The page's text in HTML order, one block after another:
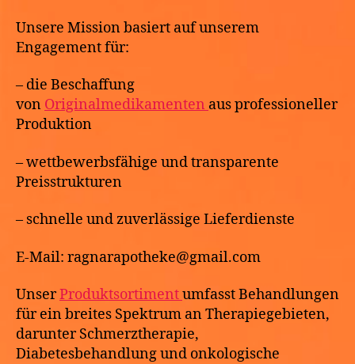
Unsere Mission basiert auf unserem
Engagement für:
– die Beschaffung
von Originalmedikamenten aus professioneller
Produktion
– wettbewerbsfähige und transparente
Preisstrukturen
– schnelle und zuverlässige Lieferdienste
E-Mail: ragnarapotheke@gmail.com
UnserProduktsortimentumfasst Behandlungen
für ein breites Spektrum an Therapiegebieten,
darunter Schmerztherapie,
Diabetesbehandlung und onkologische